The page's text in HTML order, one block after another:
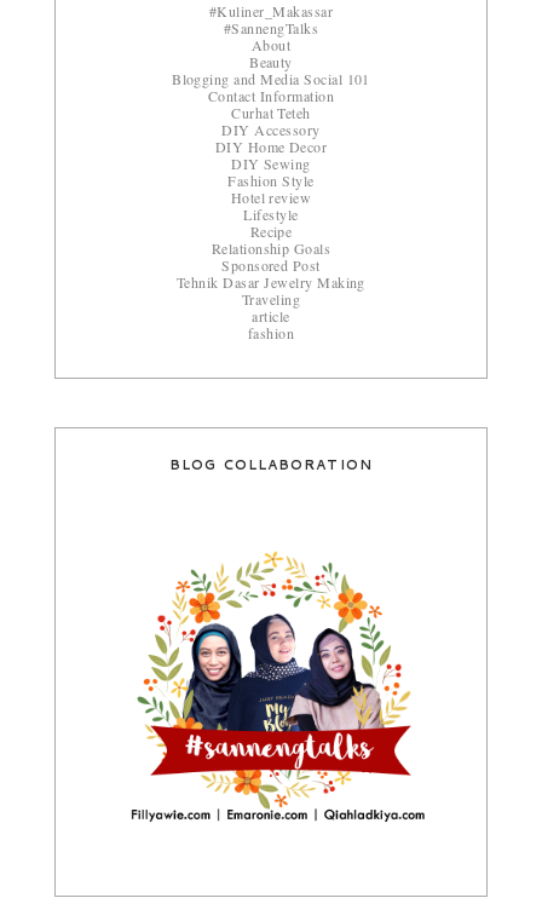
#Kuliner_Makassar
#SannengTalks
About
Beauty
Blogging and Media Social 101
Contact Information
Curhat Teteh
DIY Accessory
DIY Home Decor
DIY Sewing
Fashion Style
Hotel review
Lifestyle
Recipe
Relationship Goals
Sponsored Post
Tehnik Dasar Jewelry Making
Traveling
article
fashion
BLOG COLLABORATION